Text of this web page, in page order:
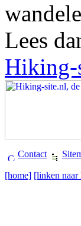
Lees
Hiking-
Contact
[home] [linken